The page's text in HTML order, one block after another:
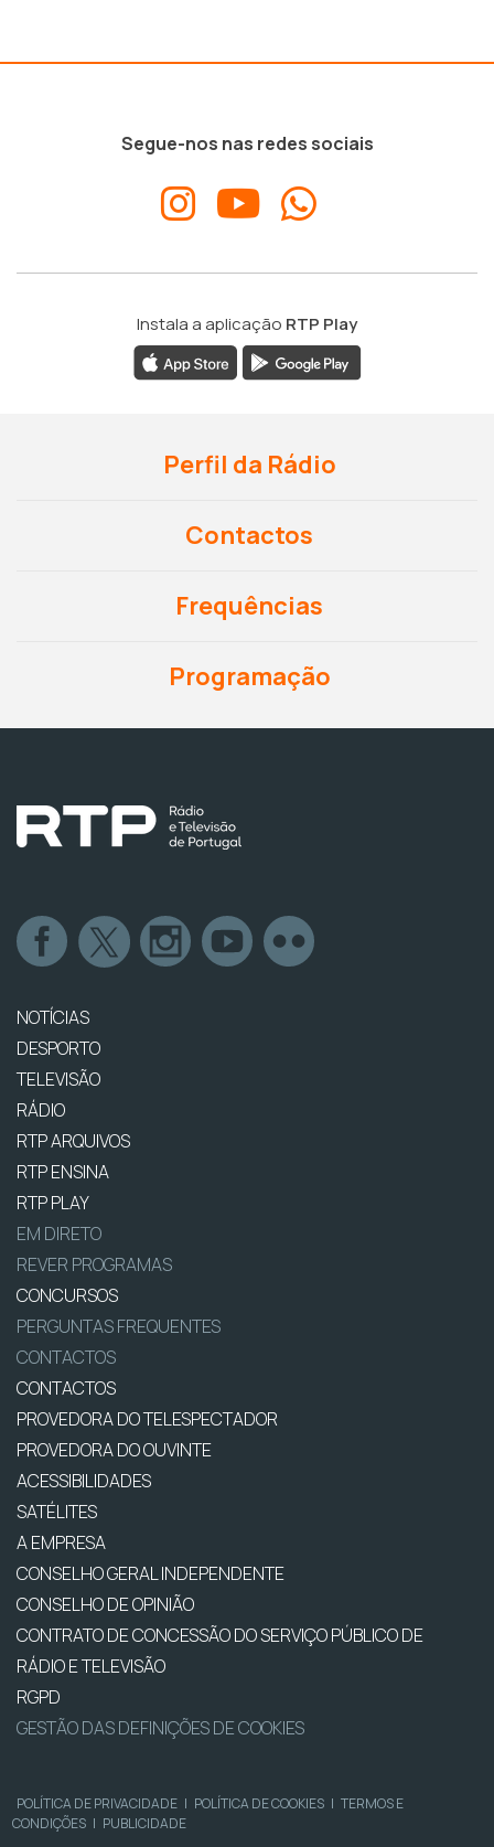
Segue-nos nas redes sociais
Instala a aplicação RTP Play
Perfil da Rádio
Contactos
Frequências
Programação
NOTÍCIAS
DESPORTO
TELEVISÃO
RÁDIO
RTP ARQUIVOS
RTP ENSINA
RTP PLAY
EM DIRETO
REVER PROGRAMAS
CONCURSOS
PERGUNTAS FREQUENTES
CONTACTOS
CONTACTOS
PROVEDORA DO TELESPECTADOR
PROVEDORA DO OUVINTE
ACESSIBILIDADES
SATÉLITES
A EMPRESA
CONSELHO GERAL INDEPENDENTE
CONSELHO DE OPINIÃO
CONTRATO DE CONCESSÃO DO SERVIÇO PÚBLICO DE
RÁDIO E TELEVISÃO
RGPD
GESTÃO DAS DEFINIÇÕES DE COOKIES
POLÍTICA DE PRIVACIDADE | POLÍTICA DE COOKIES | TERMOS E
CONDIÇÕES | PUBLICIDADE